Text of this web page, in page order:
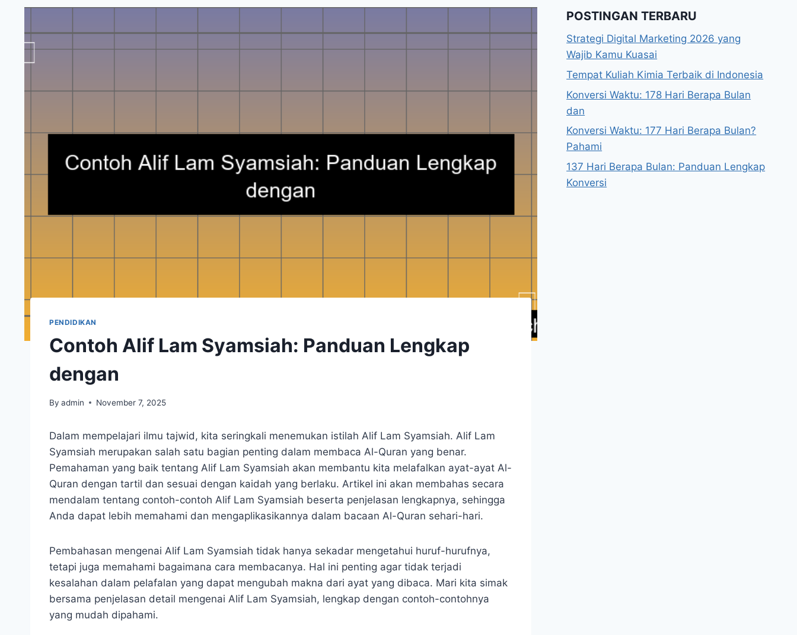
PENDIDIKAN
Contoh Alif Lam Syamsiah: Panduan Lengkap
dengan
By admin November 7, 2025
Dalam mempelajari ilmu tajwid, kita seringkali menemukan istilah Alif Lam Syamsiah. Alif Lam
Syamsiah merupakan salah satu bagian penting dalam membaca Al-Quran yang benar.
Pemahaman yang baik tentang Alif Lam Syamsiah akan membantu kita melafalkan ayat-ayat Al-
Quran dengan tartil dan sesuai dengan kaidah yang berlaku. Artikel ini akan membahas secara
mendalam tentang contoh-contoh Alif Lam Syamsiah beserta penjelasan lengkapnya, sehingga
Anda dapat lebih memahami dan mengaplikasikannya dalam bacaan Al-Quran sehari-hari.
Pembahasan mengenai Alif Lam Syamsiah tidak hanya sekadar mengetahui huruf-hurufnya,
tetapi juga memahami bagaimana cara membacanya. Hal ini penting agar tidak terjadi
kesalahan dalam pelafalan yang dapat mengubah makna dari ayat yang dibaca. Mari kita simak
bersama penjelasan detail mengenai Alif Lam Syamsiah, lengkap dengan contoh-contohnya
yang mudah dipahami.
POSTINGAN TERBARU
Strategi Digital Marketing 2026 yang
Wajib Kamu Kuasai
Tempat Kuliah Kimia Terbaik di Indonesia
Konversi Waktu: 178 Hari Berapa Bulan
dan
Konversi Waktu: 177 Hari Berapa Bulan?
Pahami
137 Hari Berapa Bulan: Panduan Lengkap
Konversi